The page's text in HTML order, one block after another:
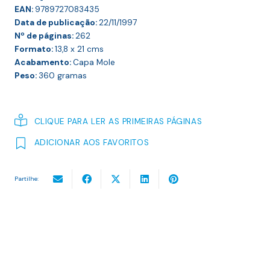
EAN:9789727083435
Data de publicação:22/11/1997
Nº de páginas:262
Formato:13,8 x 21 cms
Acabamento:Capa Mole
Peso:360 gramas
CLIQUE PARA LER AS PRIMEIRAS PÁGINAS
ADICIONAR AOS FAVORITOS
Partilhe: